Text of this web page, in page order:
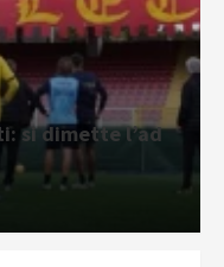
si dimette l’ad